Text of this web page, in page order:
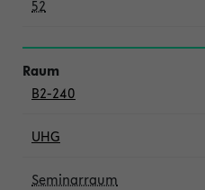
52
B2-240
UHG
Seminarraum